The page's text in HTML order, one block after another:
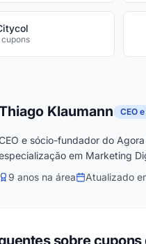
cupons
Klaumann CEO
e sócio-fundador do
em Marketing
9 anos na área
Atualizado